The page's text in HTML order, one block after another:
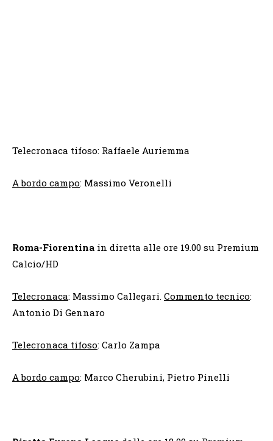
Telecronaca tifoso: Raffaele Auriemma
A bordo campo: Massimo Veronelli
Roma-Fiorentina in diretta alle ore 19.00 su Premium
Calcio/HD
Telecronaca: Massimo Callegari. Commento tecnico:
Antonio Di Gennaro
Telecronaca tifoso: Carlo Zampa
A bordo campo: Marco Cherubini, Pietro Pinelli